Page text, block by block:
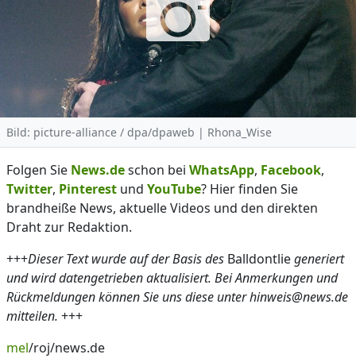
Bild: picture-alliance / dpa/dpaweb | Rhona_Wise
Folgen Sie News.deschon bei WhatsApp, Facebook,
Twitter, Pinterest und YouTube? Hier finden Sie
brandheiße News, aktuelle Videos und den direkten
Draht zur Redaktion.
+++Dieser Text wurde auf der Basis des Balldontliegeneriert
und wird datengetrieben aktualisiert. Bei Anmerkungen und
Rückmeldungen können Sie uns diese unter hinweis@news.de
mitteilen. +++
mel/roj/news.de